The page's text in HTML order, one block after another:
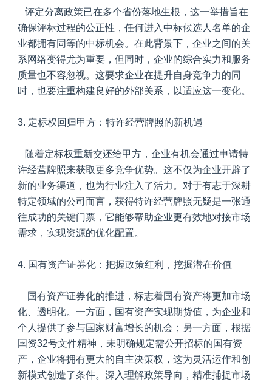
评定分离政策已在多个省份落地生根，这一举措旨在
确保评标过程的公正性，任何进入中标候选人名单的企
业都拥有同等的中标机会。在此背景下，企业之间的关
系网络变得尤为重要，但同时，企业的综合实力和服务
质量也不容忽视。这要求企业在提升自身竞争力的同
时，也要注重构建良好的外部关系，以适应这一变化。
3. 定标权回归甲方：特许经营牌照的新机遇
随着定标权重新交还给甲方，企业有机会通过申请特
许经营牌照来获取更多竞争优势。这不仅为企业开辟了
新的业务渠道，也为行业注入了活力。对于有志于深耕
特定领域的公司而言，获得特许经营牌照无疑是一张通
往成功的关键门票，它能够帮助企业更有效地对接市场
需求，实现资源的优化配置。
4. 国有资产证券化：把握政策红利，挖掘潜在价值
国有资产证券化的推进，标志着国有资产将更加市场
化、透明化。一方面，国有资产实现期货值，为企业和
个人提供了参与国家财富增长的机会；另一方面，根据
国资32号文件精神，未明确规定需公开招标的国有资
产，企业将拥有更大的自主决策权，这为灵活运作和创
新模式创造了条件。深入理解政策导向，精准捕捉市场